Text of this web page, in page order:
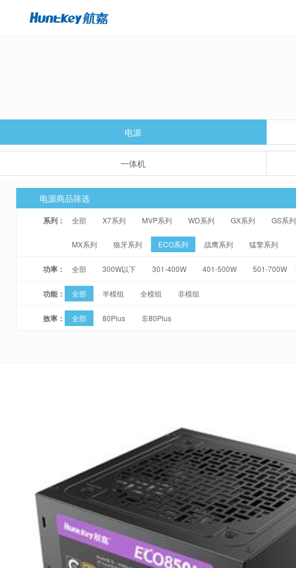
电源
一体机
电源商品筛选
系列： 全部 X7系列 MVP系列 WD系列 GX系列 GS系列
MX系列 狼牙系列 ECO系列 战鹰系列 猛擎系列
功率： 全部 300W以下 301-400W 401-500W 501-700W
功能： 全部 半模组 全模组 非模组
效率： 全部 80Plus 非80Plus